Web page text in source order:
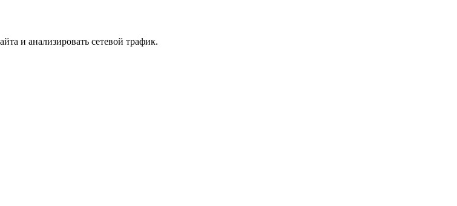
и анализировать сетевой трафик.